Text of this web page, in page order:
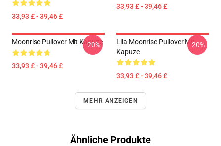
33,93 £ - 39,46 £
33,93 £ - 39,46 £
Moonrise Pullover Mit Kapuze
33,93 £ - 39,46 £
-20%
Lila Moonrise Pullover Mit
Kapuze
33,93 £ - 39,46 £
-20%
MEHR ANZEIGEN
Ähnliche Produkte